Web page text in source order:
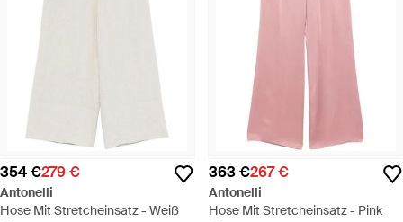
354 €279 €
Antonelli
Hose Mit Stretcheinsatz - Weiß
363 €267 €
Antonelli
Hose Mit Stretcheinsatz - Pink